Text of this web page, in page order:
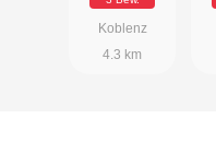
Koblenz
4.3 km